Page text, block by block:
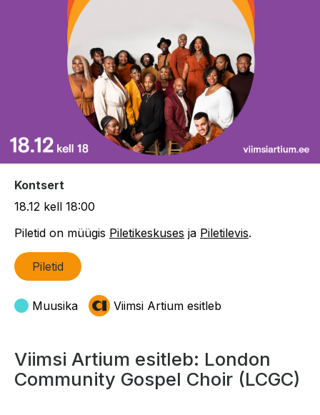
Kontsert
18.12 kell 18:00
Piletid on müügis Piletikeskuses ja Piletilevis.
Piletid
Muusika Viimsi Artium esitleb
Viimsi Artium esitleb: London
Community Gospel Choir (LCGC)